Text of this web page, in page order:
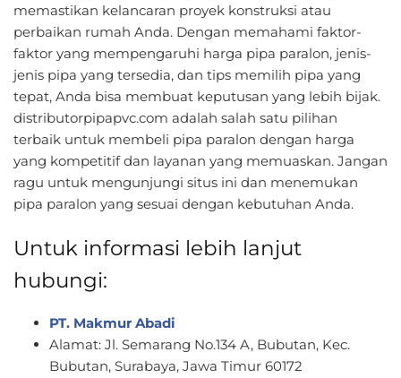
memastikan kelancaran proyek konstruksi atau
perbaikan rumah Anda. Dengan memahami faktor-
faktor yang mempengaruhi harga pipa paralon, jenis-
jenis pipa yang tersedia, dan tips memilih pipa yang
tepat, Anda bisa membuat keputusan yang lebih bijak.
distributorpipapvc.com adalah salah satu pilihan
terbaik untuk membeli pipa paralon dengan harga
yang kompetitif dan layanan yang memuaskan. Jangan
ragu untuk mengunjungi situs ini dan menemukan
pipa paralon yang sesuai dengan kebutuhan Anda.
Untuk informasi lebih lanjut
hubungi:
PT. Makmur Abadi
Alamat: Jl. Semarang No.134 A, Bubutan, Kec.
Bubutan, Surabaya, Jawa Timur 60172